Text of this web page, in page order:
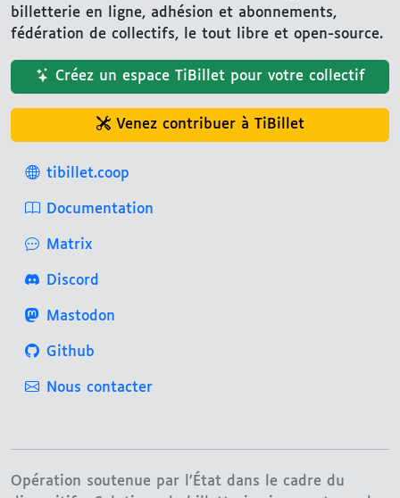
billetterie en ligne, adhésion et abonnements,
fédération de collectifs, le tout libre et open-source.
Créez un espace TiBillet pour votre collectif
Venez contribuer à TiBillet
tibillet.coop
Documentation
Matrix
Discord
Mastodon
Github
Nous contacter
Opération soutenue par l’État dans le cadre du